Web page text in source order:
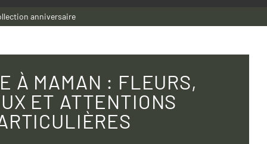
anniversaire
À MAMAN : FLEURS,
ET ATTENTIONS